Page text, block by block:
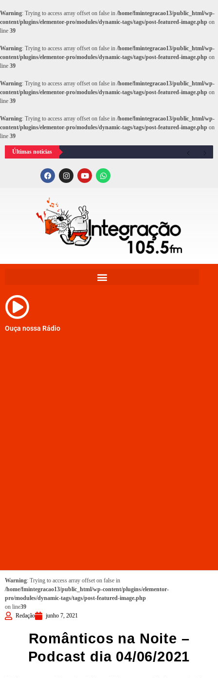
Warning: Trying to access array offset on false in /home/fmintegracao13/public_html/wp-
content/plugins/elementor-pro/modules/dynamic-tags/tags/post-featured-image.php on
line 39
Warning: Trying to access array offset on false in /home/fmintegracao13/public_html/wp-
content/plugins/elementor-pro/modules/dynamic-tags/tags/post-featured-image.php on
line 39
Warning: Trying to access array offset on false in /home/fmintegracao13/public_html/wp-
content/plugins/elementor-pro/modules/dynamic-tags/tags/post-featured-image.php on
line 39
Warning: Trying to access array offset on false in /home/fmintegracao13/public_html/wp-
content/plugins/elementor-pro/modules/dynamic-tags/tags/post-featured-image.php on
line 39
Últimas notícias
Ouça nossa Rádio
Warning: Trying to access array offset on false in
/home/fmintegracao13/public_html/wp-content/plugins/elementor-
pro/modules/dynamic-tags/tags/post-featured-image.php
on line39
Redação
junho 7, 2021
Românticos na Noite –
Podcast dia 04/06/2021